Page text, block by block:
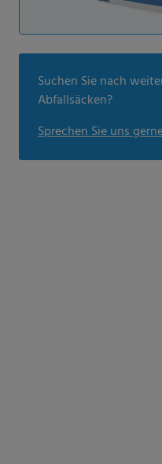
Suchen Sie nach
Abfallsäcken?
Sprechen Sie uns